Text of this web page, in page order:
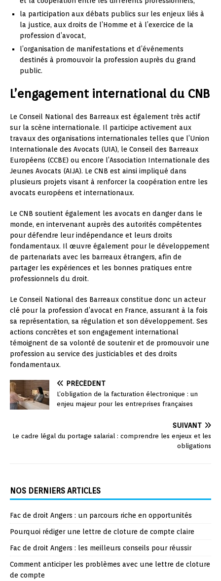
la participation aux débats publics sur les enjeux liés à
la justice, aux droits de l’Homme et à l’exercice de la
profession d’avocat,
l’organisation de manifestations et d’événements
destinés à promouvoir la profession auprès du grand
public.
L’engagement international du CNB
Le Conseil National des Barreaux est également très actif
sur la scène internationale. Il participe activement aux
travaux des organisations internationales telles que l’Union
Internationale des Avocats (UIA), le Conseil des Barreaux
Européens (CCBE) ou encore l’Association Internationale des
Jeunes Avocats (AIJA). Le CNB est ainsi impliqué dans
plusieurs projets visant à renforcer la coopération entre les
avocats européens et internationaux.
Le CNB soutient également les avocats en danger dans le
monde, en intervenant auprès des autorités compétentes
pour défendre leur indépendance et leurs droits
fondamentaux. Il œuvre également pour le développement
de partenariats avec les barreaux étrangers, afin de
partager les expériences et les bonnes pratiques entre
professionnels du droit.
Le Conseil National des Barreaux constitue donc un acteur
clé pour la profession d’avocat en France, assurant à la fois
sa représentation, sa régulation et son développement. Ses
actions concrètes et son engagement international
témoignent de sa volonté de soutenir et de promouvoir une
profession au service des justiciables et des droits
fondamentaux.
PRÉCÉDENT
L’obligation de la facturation électronique : un
enjeu majeur pour les entreprises françaises
SUIVANT
Le cadre légal du portage salarial : comprendre les enjeux et les
obligations
NOS DERNIERS ARTICLES
Fac de droit Angers : un parcours riche en opportunités
Pourquoi rédiger une lettre de cloture de compte claire
Fac de droit Angers : les meilleurs conseils pour réussir
Comment anticiper les problèmes avec une lettre de cloture
de compte